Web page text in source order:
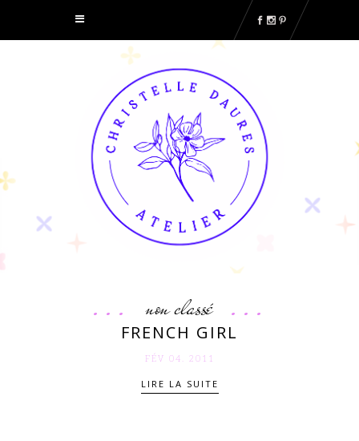
non classé
FRENCH GIRL
FÉV 04. 2011
LIRE LA SUITE